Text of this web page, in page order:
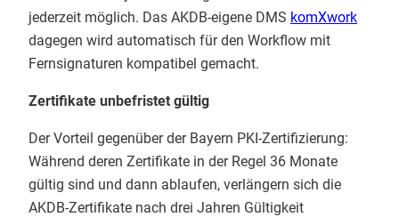
jederzeit möglich. Das AKDB-eigene DMS komXwork
dagegen wird automatisch für den Workflow mit
Fernsignaturen kompatibel gemacht.
Zertifikate unbefristet gültig
Der Vorteil gegenüber der Bayern PKI-Zertifizierung:
Während deren Zertifikate in der Regel 36 Monate
gültig sind und dann ablaufen, verlängern sich die
AKDB-Zertifikate nach drei Jahren Gültigkeit